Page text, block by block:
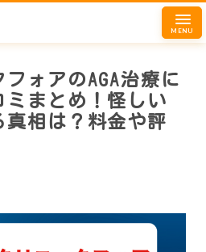
MENU
ォアのAGA治療に
ミまとめ！怪しい
真相は？料金や評